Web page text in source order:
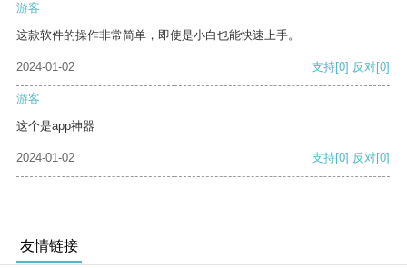
游客
这款软件的操作非常简单，即使是小白也能快速上手。
2024-01-02 支持[0] 反对[0]
游客
这个是app神器
2024-01-02 支持[0] 反对[0]
友情链接